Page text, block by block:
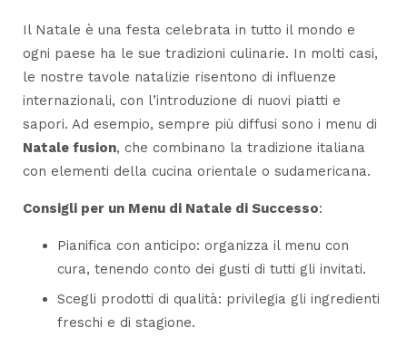
Il Natale è una festa celebrata in tutto il mondo e
ogni paese ha le sue tradizioni culinarie. In molti casi,
le nostre tavole natalizie risentono di influenze
internazionali, con l’introduzione di nuovi piatti e
sapori. Ad esempio, sempre più diffusi sono i menu di
Natale fusion, che combinano la tradizione italiana
con elementi della cucina orientale o sudamericana.
Consigli per un Menu di Natale di Successo:
Pianifica con anticipo: organizza il menu con
cura, tenendo conto dei gusti di tutti gli invitati.
Scegli prodotti di qualità: privilegia gli ingredienti
freschi e di stagione.